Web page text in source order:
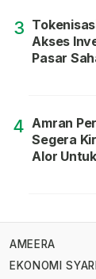
3
Akses
Pasar
4 Amran
Segera
Alor
AMEERA
EKONOMI